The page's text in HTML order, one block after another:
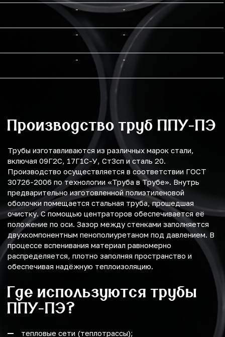
- -
- -
- -
Производство труб ППУ-ПЭ
Трубы изготавливаются из различных марок стали,
включая 09Г2С, 17Г1С-У, Ст3сп и сталь 20.
Производство осуществляется в соответствии ГОСТ
30726-2006 по технологии «Труба в Трубе». Внутрь
предварительно изготовленной полиэтиленовой
оболочки помещается стальная труба, прошедшая
очистку. С помощью центраторов обеспечивается её
положение по оси. Зазор между стенками заполняется
двухкомпонентным пенополиуретаном под давлением. В
процессе вспенивания материал равномерно
распределяется, плотно заполняя пространство и
обеспечивая надёжную теплоизоляцию.
Где используются трубы
ППУ-ПЭ?
тепловые сети (теплотрассы);